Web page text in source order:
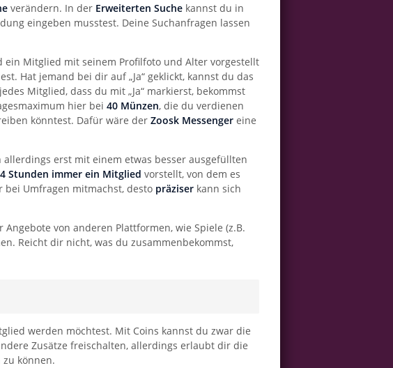
verändern. In der Erweiterten Suche kannst du in
eingeben musstest. Deine Suchanfragen lassen
ein Mitglied mit seinem Profilfoto und Alter vorgestellt
Hat jemand bei dir auf „Ja“ geklickt, kannst du das
Mitglied, dass du mit „Ja“ markierst, bekommst
hier bei 40 Münzen, die du verdienen
könntest. Dafür wäre der Zoosk Messenger eine
allerdings erst mit einem etwas besser ausgefüllten
Stunden immer ein Mitglied vorstellt, von dem es
bei Umfragen mitmachst, desto präziser kann sich
von anderen Plattformen, wie Spiele (z.B.
Reicht dir nicht, was du zusammenbekommst,
werden möchtest. Mit Coins kannst du zwar die
Zusätze freischalten, allerdings erlaubt dir die
können.